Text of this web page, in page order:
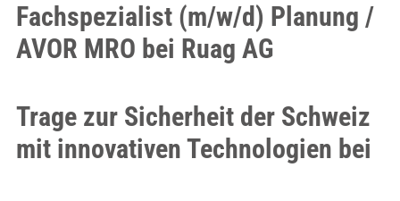
Fachspezialist (m/w/d) Planung /
AVOR MRO bei Ruag AG
Trage zur Sicherheit der Schweiz
mit innovativen Technologien bei